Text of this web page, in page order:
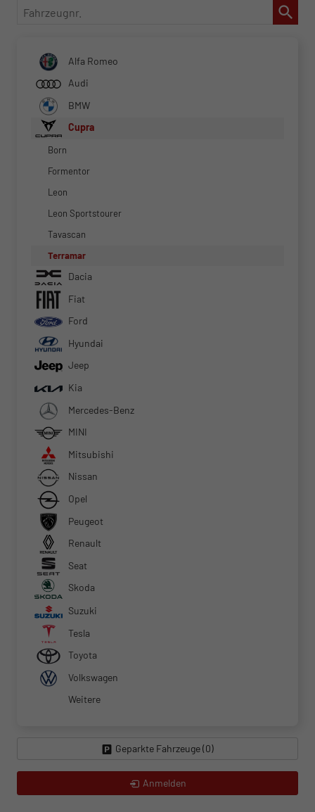
Fahrzeugnr.
Alfa Romeo
Audi
BMW
Cupra
Born
Formentor
Leon
Leon Sportstourer
Tavascan
Terramar
Dacia
Fiat
Ford
Hyundai
Jeep
Kia
Mercedes-Benz
MINI
Mitsubishi
Nissan
Opel
Peugeot
Renault
Seat
Skoda
Suzuki
Tesla
Toyota
Volkswagen
Weitere
Geparkte Fahrzeuge (0)
Anmelden